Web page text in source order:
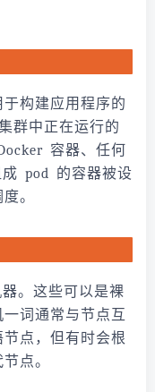
构建应用程序的
群中正在运行的
容器、任何
pod 的容器被设
。
。这些可以是裸
词通常与节点互
点，但有时会根
点。